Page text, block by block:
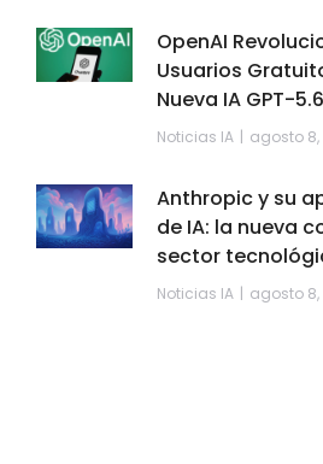
OpenAI
Usuarios
Nueva IA GPT-5.6
Noticias IA agosto 8,
Anthropic y su
de IA: la nueva
sector
Noticias IA agosto 8,